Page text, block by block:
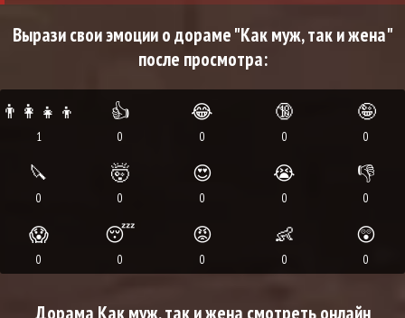
Вырази свои эмоции о дораме "Как муж, так и жена"
после просмотра:
👨‍👩‍👧‍👦
1
👍
0
😂
0
🔞
0
🤪
0
🔪
0
🤯
0
😍
0
😭
0
👎
0
😱
0
😴
0
😡
0
👶
0
😲
0